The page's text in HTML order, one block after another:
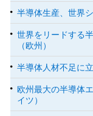
半導体生産、世界
世界をリードする
（欧州）
半導体人材不足に
欧州最大の半導体
イツ）